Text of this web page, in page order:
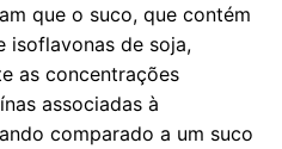
que o suco, que contém
isoflavonas de soja,
as concentrações
associadas à
comparado a um suco